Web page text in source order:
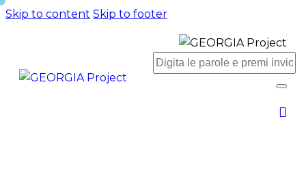
Skip to content Skip to footer